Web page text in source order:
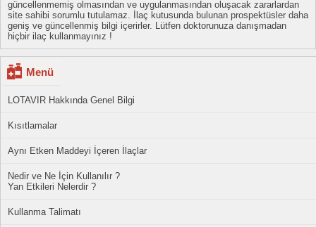
güncellenmemiş olmasından ve uygulanmasından oluşacak zararlardan
site sahibi sorumlu tutulamaz. İlaç kutusunda bulunan prospektüsler daha
geniş ve güncellenmiş bilgi içerirler. Lütfen doktorunuza danışmadan
hiçbir ilaç kullanmayınız !
Menü
LOTAVIR Hakkında Genel Bilgi
Kısıtlamalar
Aynı Etken Maddeyi İçeren İlaçlar
Nedir ve Ne İçin Kullanılır ?
Yan Etkileri Nelerdir ?
Kullanma Talimatı